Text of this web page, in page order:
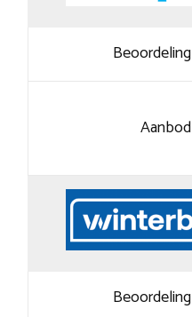
Beoordeling
Aanbod
Beoordeling